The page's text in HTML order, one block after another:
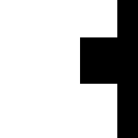
Articulos de Cocina